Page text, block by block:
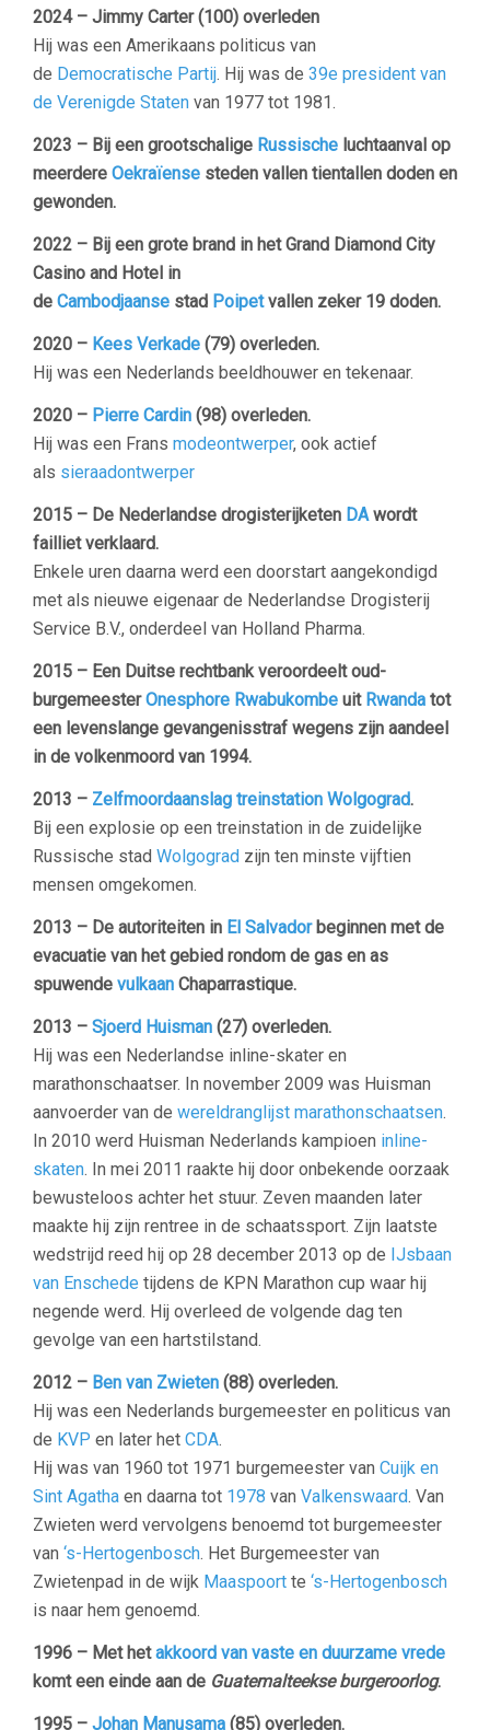
2024 – Jimmy Carter (100) overleden
Hij was een Amerikaans politicus van
de Democratische Partij. Hij was de 39e president van
de Verenigde Staten van 1977 tot 1981.
2023 – Bij een grootschalige Russische luchtaanval op
meerdere Oekraïense steden vallen tientallen doden en
gewonden.
2022 – Bij een grote brand in het Grand Diamond City
Casino and Hotel in
de Cambodjaanse stad Poipetvallen zeker 19 doden.
2020 – Kees Verkade (79) overleden.
Hij was een Nederlands beeldhouwer en tekenaar.
2020 – Pierre Cardin (98) overleden.
Hij was een Frans modeontwerper, ook actief
als sieraadontwerper
2015 – De Nederlandse drogisterijketen DAwordt
failliet verklaard.
Enkele uren daarna werd een doorstart aangekondigd
met als nieuwe eigenaar de Nederlandse Drogisterij
Service B.V., onderdeel van Holland Pharma.
2015 – Een Duitse rechtbank veroordeelt oud-
burgemeesterOnesphore Rwabukombe uit Rwanda tot
een levenslange gevangenisstraf wegens zijn aandeel
in de volkenmoord van 1994.
2013 – Zelfmoordaanslag treinstation Wolgograd.
Bij een explosie op een treinstation in de zuidelijke
Russische stad Wolgograd zijn ten minste vijftien
mensen omgekomen.
2013 – De autoriteiten in El Salvadorbeginnen met de
evacuatie van het gebied rondom de gas en as
spuwende vulkaan Chaparrastique.
2013 – Sjoerd Huisman (27) overleden.
Hij was een Nederlandse inline-skater en
marathonschaatser. In november 2009 was Huisman
aanvoerder van de wereldranglijst marathonschaatsen.
In 2010 werd Huisman Nederlands kampioen inline-
skaten. In mei 2011 raakte hij door onbekende oorzaak
bewusteloos achter het stuur. Zeven maanden later
maakte hij zijn rentree in de schaatssport. Zijn laatste
wedstrijd reed hij op 28 december 2013 op de IJsbaan
van Enschede tijdens de KPN Marathon cup waar hij
negende werd. Hij overleed de volgende dag ten
gevolge van een hartstilstand.
2012 – Ben van Zwieten (88) overleden.
Hij was een Nederlands burgemeester en politicus van
de KVP en later het CDA.
Hij was van 1960 tot 1971 burgemeester van Cuijk en
Sint Agatha en daarna tot 1978 van Valkenswaard. Van
Zwieten werd vervolgens benoemd tot burgemeester
van ‘s-Hertogenbosch. Het Burgemeester van
Zwietenpad in de wijk Maaspoort te ‘s-Hertogenbosch
is naar hem genoemd.
1996 – Met hetakkoord van vaste en duurzame vrede
komt een einde aan de Guatemalteekse burgeroorlog.
1995 – Johan Manusama (85) overleden.